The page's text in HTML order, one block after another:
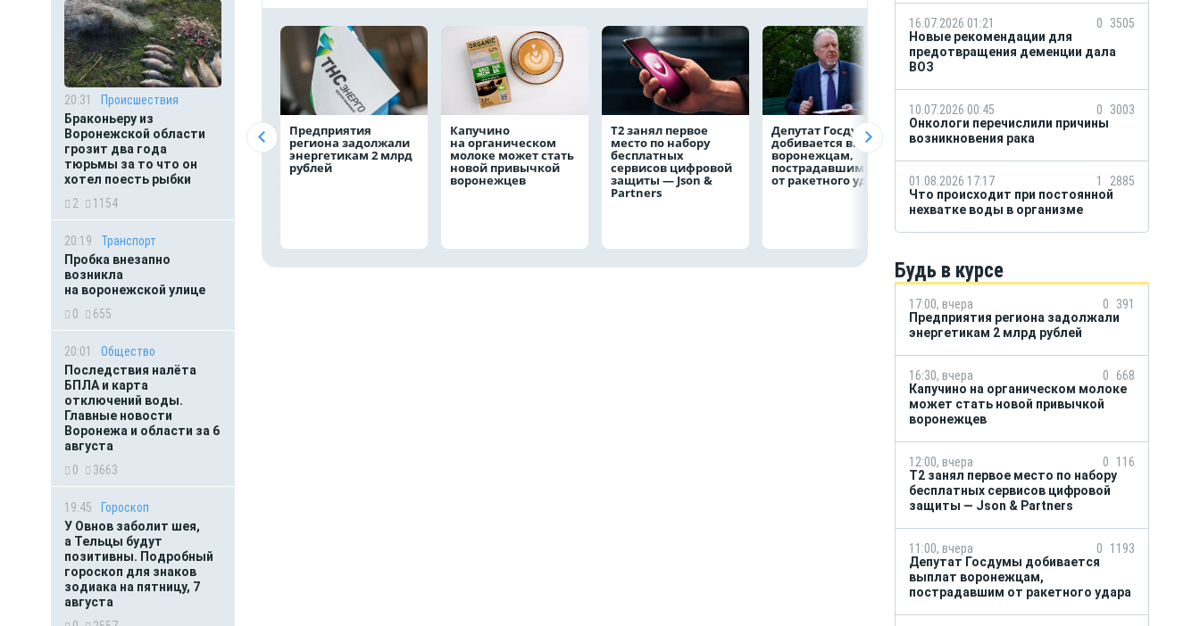
20:31
Происшествия
Браконьеру из
Воронежской области
грозит два года
тюрьмы за то что он
хотел поесть рыбки
2
1154
20:19
Транспорт
Пробка внезапно
возникла
на воронежской улице
0
655
20:01
Общество
Последствия налёта
БПЛА и карта
отключений воды.
Главные новости
Воронежа и области за 6
августа
0
3663
19:45
Гороскоп
У Овнов заболит шея,
а Тельцы будут
позитивны. Подробный
гороскоп для знаков
зодиака на пятницу, 7
августа
Предприятия
региона задолжали
энергетикам 2 млрд
рублей
Капучино
на органическом
молоке может стать
новой привычкой
воронежцев
Т2 занял первое
место по набору
бесплатных
сервисов цифровой
защиты — Json &
Partners
Депутат Госдумы
добивается выплат
воронежцам,
пострадавшим
от ракетного удара
Медицинскую
помощь
можно получить
независимо
от региона выдачи
полиса ОМС
Как Воронеж уже
16.07.2026 01:21 0
3505
Новые рекомендации для
предотвращения деменции дала
ВОЗ
10.07.2026 00:45 0
3003
Онкологи перечислили причины
возникновения рака
01.08.2026 17:17 1
2885
Что происходит при постоянной
нехватке воды в организме
Будь в курсе
17:00, вчера 0
391
Предприятия региона задолжали
энергетикам 2 млрд рублей
16:30, вчера 0
668
Капучино на органическом молоке
может стать новой привычкой
воронежцев
12:00, вчера 0
116
Т2 занял первое место по набору
бесплатных сервисов цифровой
защиты — Json & Partners
11:00, вчера 0
1193
Депутат Госдумы добивается
выплат воронежцам,
пострадавшим от ракетного удара